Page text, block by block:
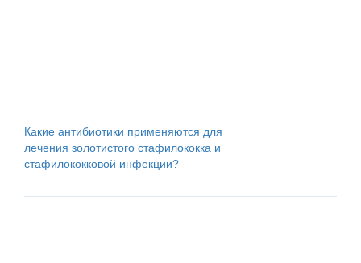
Какие антибиотики применяются для
лечения золотистого стафилококка и
стафилококковой инфекции?